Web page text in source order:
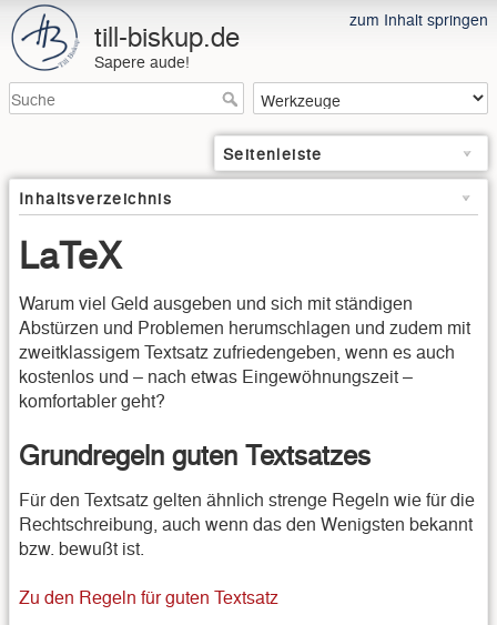
zum Inhalt springen
till-biskup.de
Sapere aude!
Seitenleiste
Inhaltsverzeichnis
LaTeX
Warum viel Geld ausgeben und sich mit ständigen
Abstürzen und Problemen herumschlagen und zudem mit
zweitklassigem Textsatz zufriedengeben, wenn es auch
kostenlos und – nach etwas Eingewöhnungszeit –
komfortabler geht?
Grundregeln guten Textsatzes
Für den Textsatz gelten ähnlich strenge Regeln wie für die
Rechtschreibung, auch wenn das den Wenigsten bekannt
bzw. bewußt ist.
Zu den Regeln für guten Textsatz